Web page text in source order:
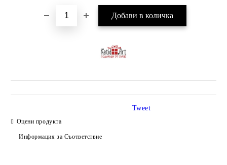
Оцени продукта
Информация за Съответствие
Tweet